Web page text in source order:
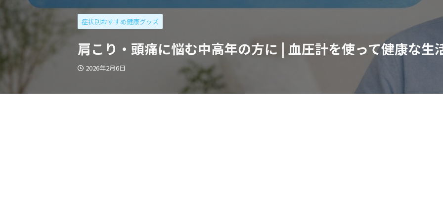
症状別おすすめ健康グッズ
肩こり・頭痛に悩む中高年の方に | 血圧計を使って健康な生
2026年2月6日